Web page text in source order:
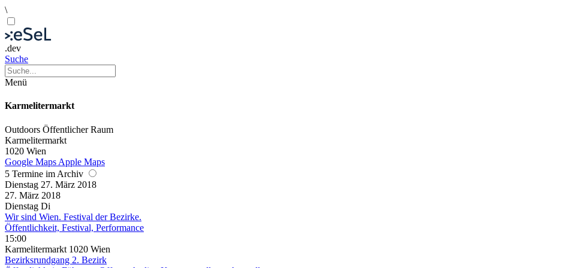
\
.dev
Suche
Menü
Karmelitermarkt
Outdoors Öffentlicher Raum
Karmelitermarkt
1020 Wien
Google Maps Apple Maps
5 Termine im Archiv
Dienstag 27. März 2018
27. März 2018
Dienstag Di
Wir sind Wien. Festival der Bezirke.
Öffentlichkeit, Festival, Performance
15:00
Karmelitermarkt 1020 Wien
Bezirksrundgang 2. Bezirk